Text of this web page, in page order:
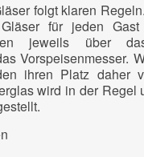
folgt klaren
für jeden
jeweils über
Vorspeisenmesser.
ihren Platz daher
wird in der Regel